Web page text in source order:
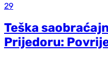
29
Teška
Prijedoru: